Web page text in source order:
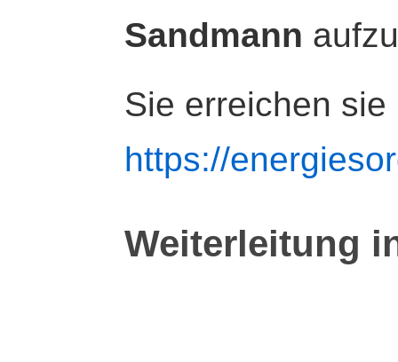
Sandmann
Sie erreichen sie
https://
Weiterleitung